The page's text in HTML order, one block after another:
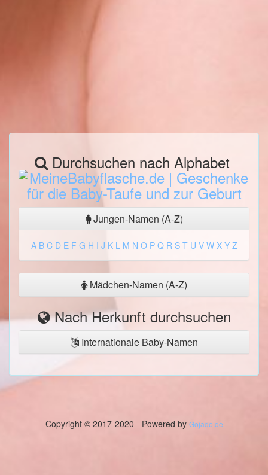
Durchsuchen nach Alphabet
Jungen-Namen (A-Z)
A B C D E F G H I J K L M N O P Q R S T U V W X Y Z
Mädchen-Namen (A-Z)
Nach Herkunft durchsuchen
Internationale Baby-Namen
Copyright © 2017-2020 - Powered by Gojado.de